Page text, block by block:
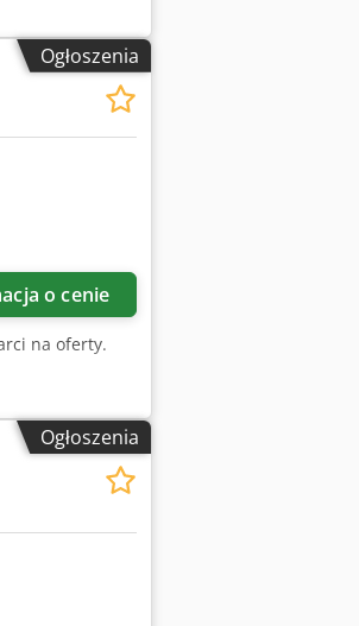
Ogłoszenia
o cenie
na oferty.
Ogłoszenia